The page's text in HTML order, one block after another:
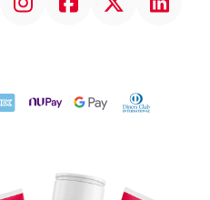
NuPay Google PayDiners Club